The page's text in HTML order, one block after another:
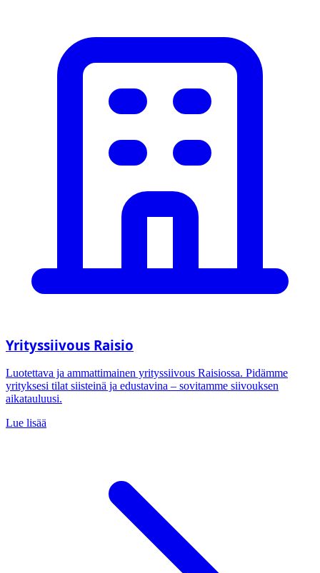
Yrityssiivous Raisio
Luotettava ja ammattimainen yrityssiivous Raisiossa. Pidämme
yrityksesi tilat siisteinä ja edustavina – sovitamme siivouksen
aikatauluusi.
Lue lisää